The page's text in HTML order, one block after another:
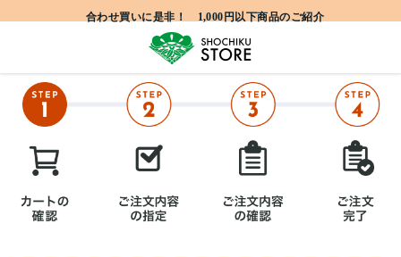
合わせ買いに是非！ 1,000円以下商品のご紹介